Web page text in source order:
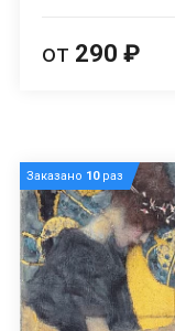
от 290 ₽
Заказано 10раз